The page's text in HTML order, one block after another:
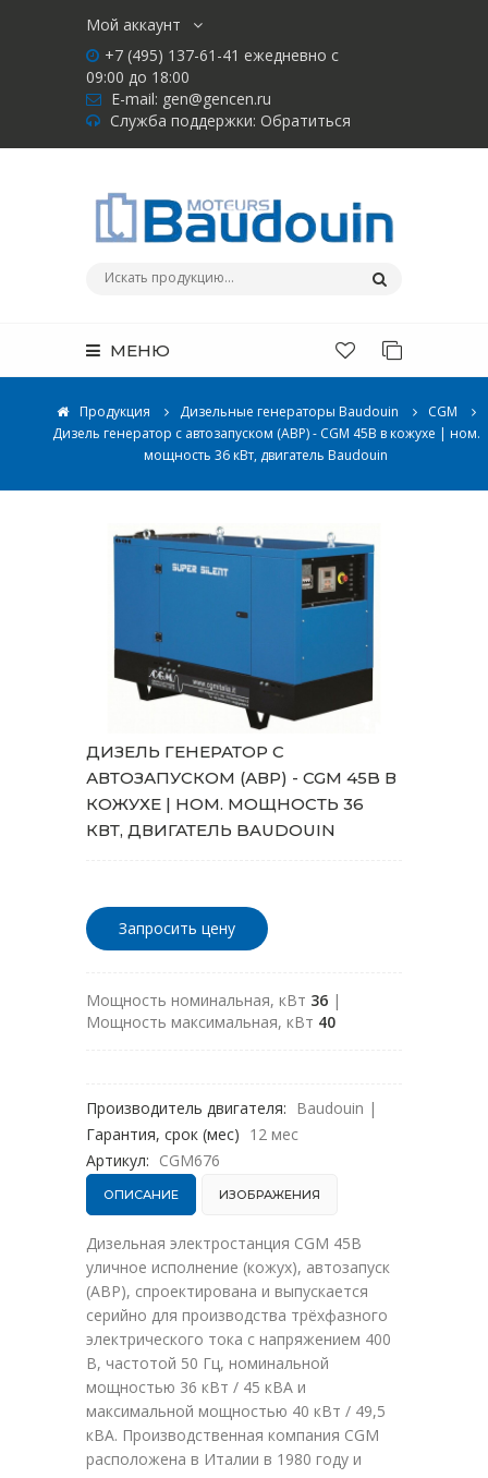
Мой аккаунт
+7 (495) 137-61-41 ежедневно с
09:00 до 18:00
E-mail: gen@gencen.ru
Служба поддержки: Обратиться
МЕНЮ
Продукция Дизельные генераторы Baudouin
CGM
Дизель генератор с автозапуском (АВР) - CGM 45B в кожухе | ном.
мощность 36 кВт, двигатель Baudouin
ДИЗЕЛЬ ГЕНЕРАТОР С
АВТОЗАПУСКОМ (АВР) - CGM 45B В
КОЖУХЕ | НОМ. МОЩНОСТЬ 36
КВТ, ДВИГАТЕЛЬ BAUDOUIN
Запросить цену
Мощность номинальная, кВт 36 |
Мощность максимальная, кВт 40
Производитель двигателя: Baudouin |
Гарантия, срок (мес) 12 мес
Артикул: CGM676
ОПИСАНИЕ ИЗОБРАЖЕНИЯ
Дизельная электростанция CGM 45B
уличное исполнение (кожух), автозапуск
(АВР), спроектирована и выпускается
серийно для производства трёхфазного
электрического тока с напряжением 400
В, частотой 50 Гц, номинальной
мощностью 36 кВт / 45 кВА и
максимальной мощностью 40 кВт / 49,5
кВА. Производственная компания CGM
расположена в Италии в 1980 году и